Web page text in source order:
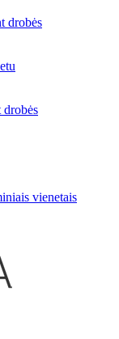
drobės
drobės
vienetais